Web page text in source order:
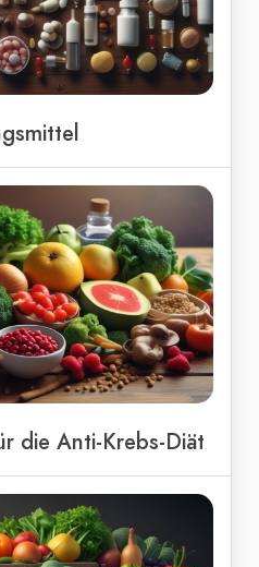
die Anti-Krebs-Diät